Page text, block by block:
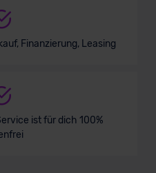
Finanzierung, Leasing
ist für dich 100%